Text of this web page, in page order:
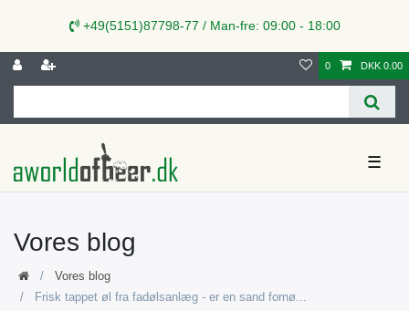
+49(5151)87798-77 / Man-fre: 09:00 - 18:00
0 DKK 0.00
☰
Vores blog
Vores blog
Frisk tappet øl fra fadølsanlæg - er en sand fornø...